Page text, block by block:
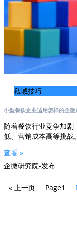
私域技巧
小型餐饮企业适用怎样的企
随着餐饮行业竞争加
低、营销成本高等挑战。
查看 »
企微研究院-发布
« 上一页 Page1